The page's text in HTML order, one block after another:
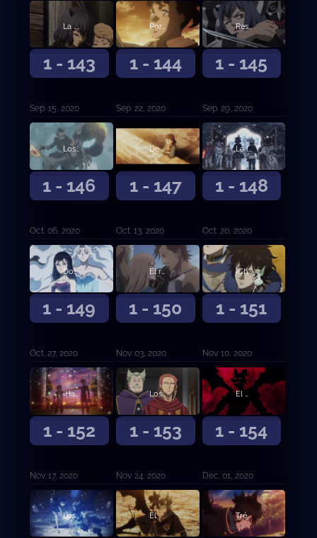
1 - 143
La balanza decantada
Sep. 15, 2020
1 - 144
Por la extinción de los diablos
Sep. 22, 2020
1 - 145
Rescate
Sep. 29, 2020
1 - 146
Los que veneran a los diablos
Oct. 06, 2020
1 - 147
De vida o muerte
Oct. 13, 2020
1 - 148
La luz que ilumina la oscuridad
Oct. 20, 2020
1 - 149
Dos búsquedas
Oct. 27, 2020
1 - 150
El reto de las damas
Nov. 03, 2020
1 - 151
¡Choque! ¡Batalla entre capitanes!
Nov. 10, 2020
1 - 152
¡Hacia el mañana!
Nov. 17, 2020
1 - 153
Los elegidos
Nov. 24, 2020
1 - 154
El vicecapitán Langris Vaude
Dec. 01, 2020
Los cinco Espíritus Guardianes El poder despierta Trébol de cinco hojas